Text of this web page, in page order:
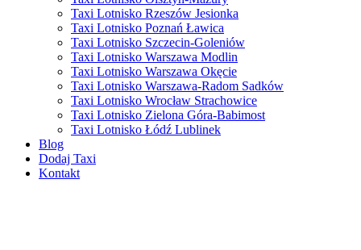
Taxi Lotnisko Rzeszów Jesionka
Taxi Lotnisko Poznań Ławica
Taxi Lotnisko Szczecin-Goleniów
Taxi Lotnisko Warszawa Modlin
Taxi Lotnisko Warszawa Okęcie
Taxi Lotnisko Warszawa-Radom Sadków
Taxi Lotnisko Wrocław Strachowice
Taxi Lotnisko Zielona Góra-Babimost
Taxi Lotnisko Łódź Lublinek
Blog
Dodaj Taxi
Kontakt